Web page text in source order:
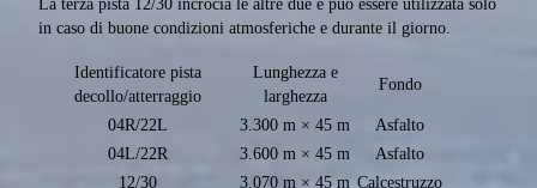
La terza pista 12/30 incrocia le altre due e può essere utilizzata solo
in caso di buone condizioni atmosferiche e durante il giorno.
Identificatore pista
decollo/atterraggio
Lunghezza e
larghezza
Fondo
04R/22L 3.300 m × 45 m
Asfalto
04L/22R
3.600 m × 45 m
Asfalto
12/30
3.070 m × 45 m Calcestruzzo